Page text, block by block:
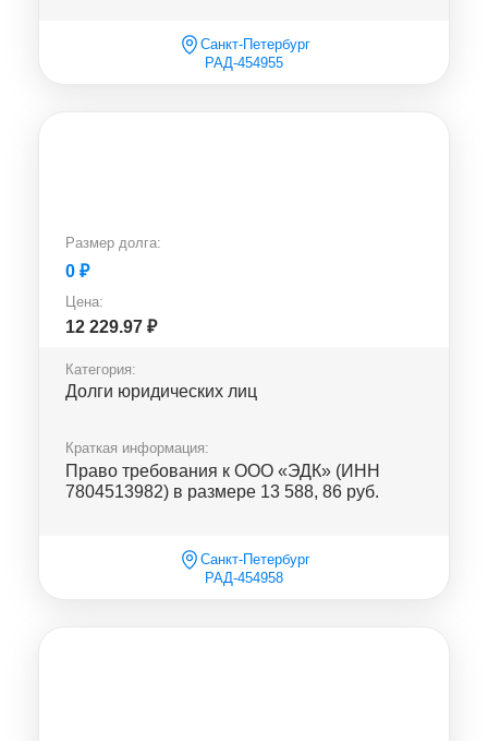
Санкт-Петербург
РАД-454955
Размер долга:
0 ₽
Цена:
12 229.97 ₽
Категория:
Долги юридических лиц
Краткая информация:
Право требования к ООО «ЭДК» (ИНН
7804513982) в размере 13 588, 86 руб.
Санкт-Петербург
РАД-454958